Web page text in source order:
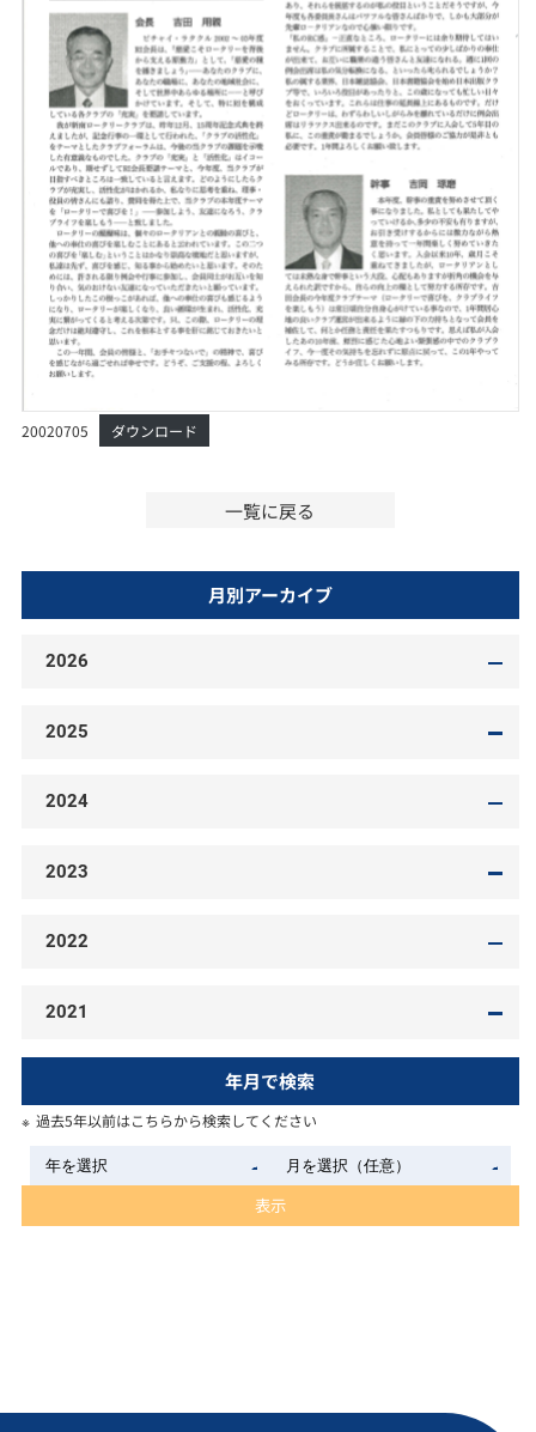
20020705 ダウンロード
一覧に戻る
月別アーカイブ
2026
2025
2024
2023
2022
2021
年月で検索
過去5年以前はこちらから検索してください
表示